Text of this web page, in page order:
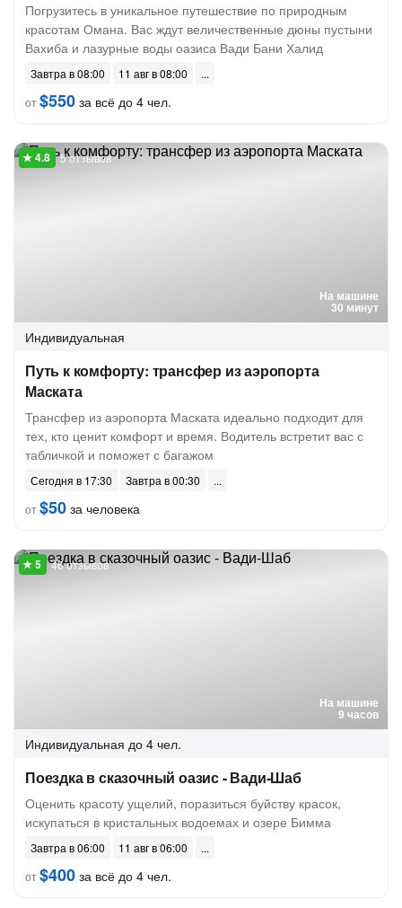
Погрузитесь в уникальное путешествие по природным
красотам Омана. Вас ждут величественные дюны пустыни
Вахиба и лазурные воды оазиса Вади Бани Халид
Завтра в 08:00
11 авг в 08:00
от$550 за всё до 4 чел.
На машине
30 минут
5 отзывов
Индивидуальная
Путь к комфорту: трансфер из аэропорта
Маската
Трансфер из аэропорта Маската идеально подходит для
тех, кто ценит комфорт и время. Водитель встретит вас с
табличкой и поможет с багажом
Сегодня в 17:30
Завтра в 00:30
от$50 за человека
На машине
9 часов
46 отзывов
Индивидуальная до 4 чел.
Поездка в сказочный оазис - Вади-Шаб
Оценить красоту ущелий, поразиться буйству красок,
искупаться в кристальных водоемах и озере Бимма
Завтра в 06:00
11 авг в 06:00
от$400 за всё до 4 чел.